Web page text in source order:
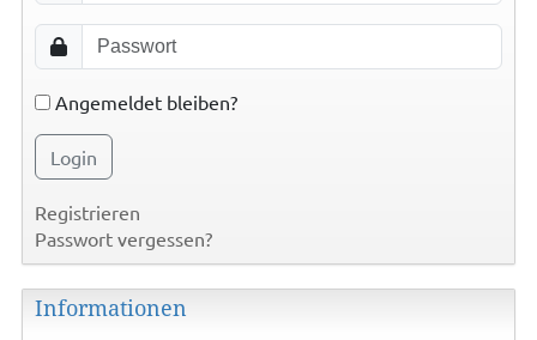
Angemeldet bleiben?
Login
Registrieren
Passwort vergessen?
Informationen